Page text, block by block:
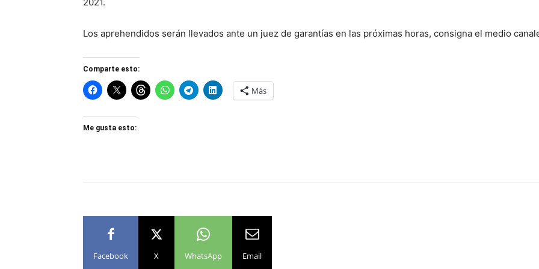
Los aprehendidos serán llevados ante un juez de garantías en las próximas horas, consigna el medio
Comparte esto:
Más
Me gusta esto:
Facebook X WhatsApp Email